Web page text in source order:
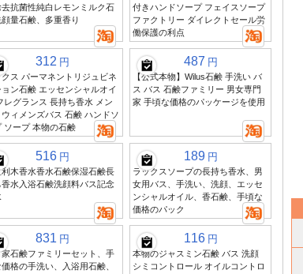
去抗菌性純白レモンミルク石
量石鹸、多重香り
付きハンドソープ フェイスソープ
ファクトリー ダイレクトセール労
働保護の利点
312 円
クス パーマネントリジュビネ
ョン石鹸 エッセンシャルオイ
レグランス 長持ち香水 メン
ウィメンズバス 石鹸 ハンドソ
ソープ 本物の石鹸
487 円
【公式本物】Wilus石鹸 手洗い バ
ス バス 石鹸ファミリー 男女専門
家 手頃な価格のパッケージを使用
516 円
利木香水香水石鹸保湿石鹸長
香水入浴石鹸洗顔料バス記念
189 円
ラックスソープの長持ち香水、男
女用バス、手洗い、洗顔、エッセ
ンシャルオイル、香石鹸、手頃な
価格のパック
831 円
家石鹸ファミリーセット、手
格の手洗い、入浴用石鹸、
116 円
本物のジャスミン石鹸 バス 洗顔
シミコントロール オイルコントロ